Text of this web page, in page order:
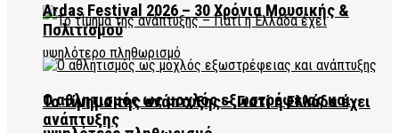
Το τίμημα της ανάπτυξης – Γιατί η Ελλάδα έχει
Ardas Festival 2026 – 30 Χρόνια Μουσικής &
Πολιτισμού
Ο αθλητισμός ως μοχλός εξωστρέφειας και
ανάπτυξης